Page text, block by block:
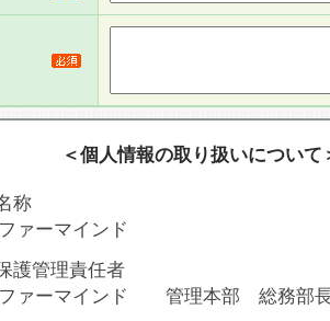
＜個人情報の取り扱いについて
称
ァーマインド
護管理責任者
ファーマインド 管理本部 総務部